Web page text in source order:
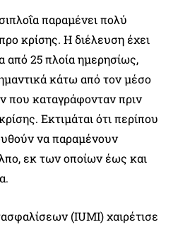
παραμένει πολύ
κρίσης. Η διέλευση έχει
από 25 πλοία ημερησίως,
κάτω από τον μέσο
που καταγράφονταν πριν
Εκτιμάται ότι περίπου
να παραμένουν
εκ των οποίων έως και
(IUMI) χαιρέτισε